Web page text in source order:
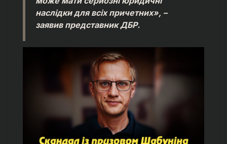
наслідки для всіх причетних», –
заявив представник ДБР.